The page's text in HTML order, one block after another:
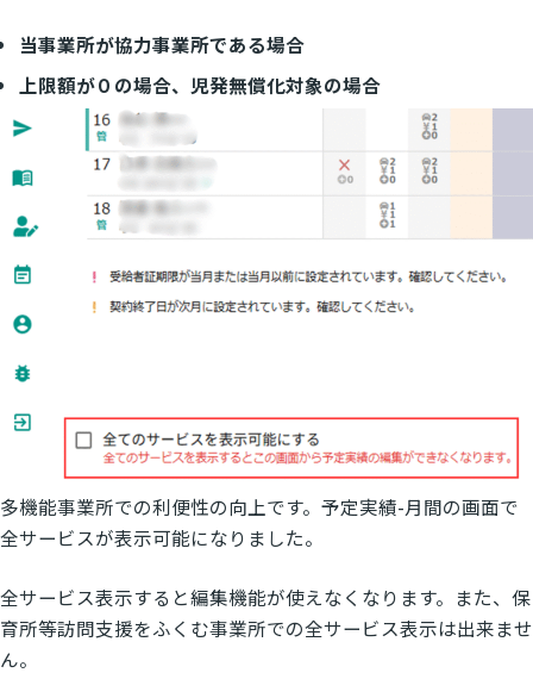
当事業所が協力事業所である場合
上限額が０の場合、児発無償化対象の場合
多機能事業所での利便性の向上です。予定実績-月間の画面で
全サービスが表示可能になりました。
全サービス表示すると編集機能が使えなくなります。また、保
育所等訪問支援をふくむ事業所での全サービス表示は出来ませ
ん。